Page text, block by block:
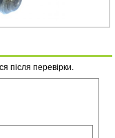
після перевірки.